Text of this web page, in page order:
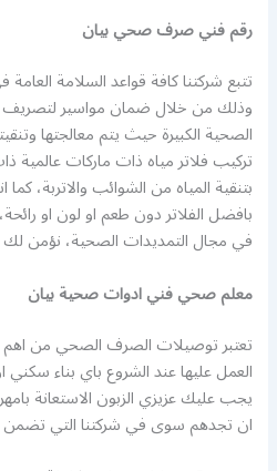
رقم فني صرف صحي بيان
تتبع شركتنا كافة قواعد السلامة
وذلك من خلال ضمان مواسير
الصحية الكبيرة حيث يتم معالجتها
تركيب فلاتر مياه ذات ماركات عالمية
بتنقية المياه من الشوائب والاتربة،
بافضل الفلاتر دون طعم او لون او
في مجال التمديدات الصحية، نؤمن
معلم صحي فني ادوات صحية بيان
تعتبر توصيلات الصرف الصحي من اهم
العمل عليها عند الشروع باي بناء سكني
يجب عليك عزيزي الزبون الاستعانة
ان تجدهم سوى في شركتنا التي تضمن